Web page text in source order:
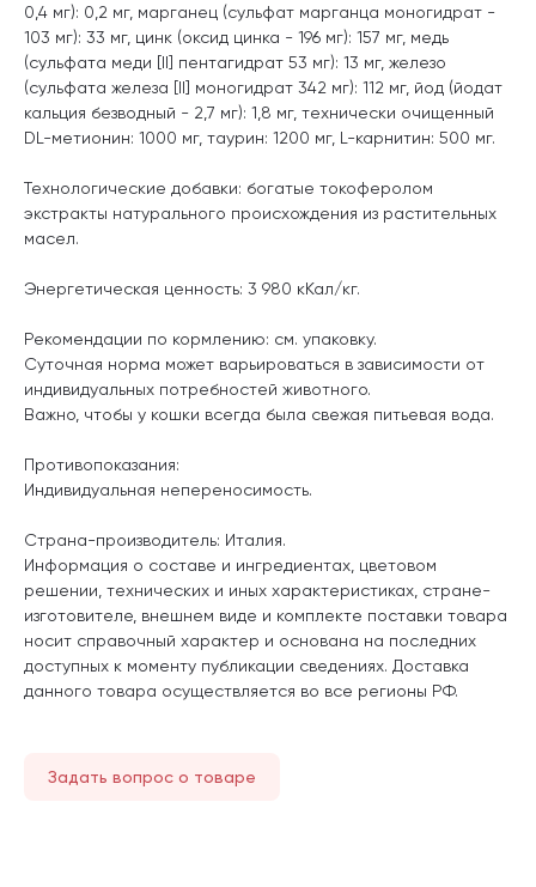
0,4 мг): 0,2 мг, марганец (сульфат марганца моногидрат -
103 мг): 33 мг, цинк (оксид цинка - 196 мг): 157 мг, медь
(сульфата меди [II] пентагидрат 53 мг): 13 мг, железо
(сульфата железа [II] моногидрат 342 мг): 112 мг, йод (йодат
кальция безводный - 2,7 мг): 1,8 мг, технически очищенный
DL-метионин: 1000 мг, таурин: 1200 мг, L-карнитин: 500 мг.
Технологические добавки: богатые токоферолом
экстракты натурального происхождения из растительных
масел.
Энергетическая ценность: 3 980 кКал/кг.
Рекомендации по кормлению: см. упаковку.
Суточная норма может варьироваться в зависимости от
индивидуальных потребностей животного.
Важно, чтобы у кошки всегда была свежая питьевая вода.
Противопоказания:
Индивидуальная непереносимость.
Страна-производитель: Италия.
Информация о составе и ингредиентах, цветовом
решении, технических и иных характеристиках, стране-
изготовителе, внешнем виде и комплекте поставки товара
носит справочный характер и основана на последних
доступных к моменту публикации сведениях. Доставка
данного товара осуществляется во все регионы РФ.
Задать вопрос о товаре